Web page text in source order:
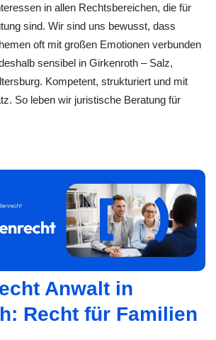
in allen Rechtsbereichen, die für
sind. Wir sind uns bewusst, dass
oft mit großen Emotionen verbunden
sensibel in Girkenroth – Salz,
Kompetent, strukturiert und mit
So leben wir juristische Beratung für
Anwalt in
Recht für Familien